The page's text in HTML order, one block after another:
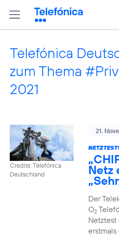
Telefónica
zum Thema
2021
Credits: Telefónica
Deutschland
21.
Netz
Der
O2
Netztest
erstmals